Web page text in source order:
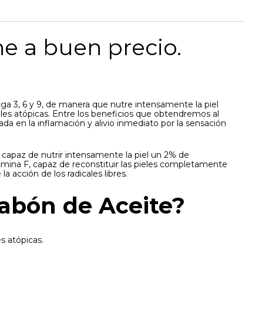
a buen precio.
3, 6 y 9, de manera que nutre intensamente la piel
atópicas. Entre los beneficios que obtendremos al
en la inflamación y alivio inmediato por la sensación
de nutrir intensamente la piel un 2% de
F, capaz de reconstituir las pieles completamente
acción de los radicales libres.
de Aceite?
atópicas.